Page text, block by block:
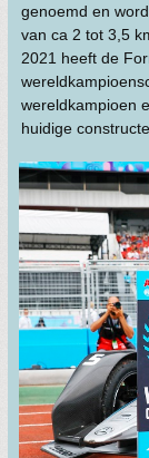
genoemd en
van ca 2 tot 3,5
2021 heeft de
wereldkampioen
huidige